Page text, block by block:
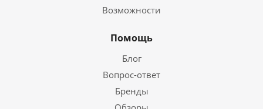
Возможности
Помощь
Блог
Вопрос-ответ
Бренды